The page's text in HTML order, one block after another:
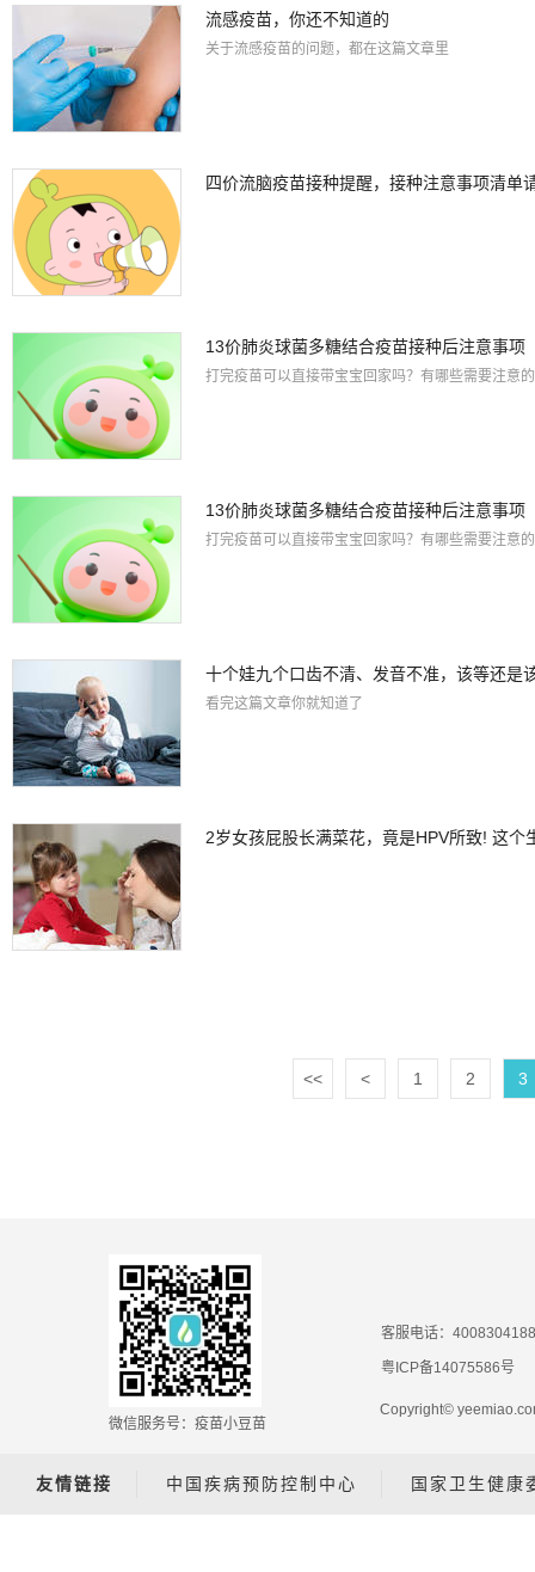
流感疫苗，你还不知道的
关于流感疫苗的问题，都在这篇文章里
四价流脑疫苗接种提醒，接种注意事项清单
13价肺炎球菌多糖结合疫苗接种后注意事项
打完疫苗可以直接带宝宝回家吗？有哪些需要注意
13价肺炎球菌多糖结合疫苗接种后注意事项
打完疫苗可以直接带宝宝回家吗？有哪些需要注意
十个娃九个口齿不清、发音不准，该等还是
看完这篇文章你就知道了
2岁女孩屁股长满菜花，竟是HPV所致! 这个
<< < 1 2 3
微信服务号：疫苗小豆苗
客服电话：4008304188
粤ICP备14075586号
Copyright©
友情链接 中国疾病预防控制中心 国家卫生健康